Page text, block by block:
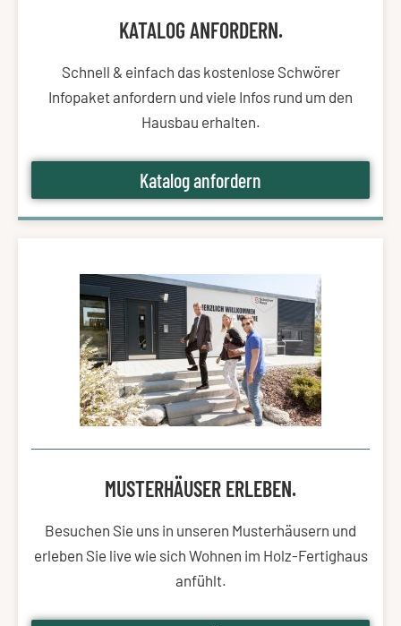
KATALOG ANFORDERN.
Schnell & einfach das kostenlose Schwörer
Infopaket anfordern und viele Infos rund um den
Hausbau erhalten.
Katalog anfordern
MUSTERHÄUSER ERLEBEN.
Besuchen Sie uns in unseren Musterhäusern und
erleben Sie live wie sich Wohnen im Holz-Fertighaus
anfühlt.